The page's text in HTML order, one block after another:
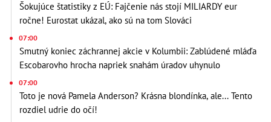
Šokujúce štatistiky z EÚ: Fajčenie nás stojí MILIARDY eur
ročne! Eurostat ukázal, ako sú na tom Slováci
07:00
Smutný koniec záchrannej akcie v Kolumbii: Zablúdené mláďa
Escobarovho hrocha napriek snahám úradov uhynulo
07:00
Toto je nová Pamela Anderson? Krásna blondínka, ale... Tento
rozdiel udrie do očí!